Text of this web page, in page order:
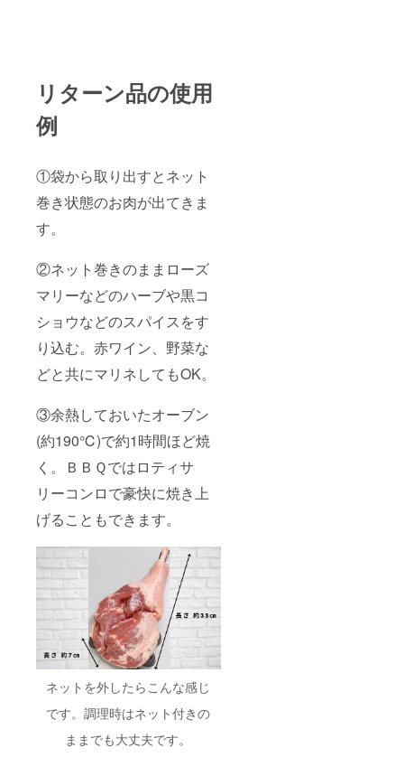
リターン品の使用
例
①袋から取り出すとネット
巻き状態のお肉が出てきま
す。
②ネット巻きのままローズ
マリーなどのハーブや黒コ
ショウなどのスパイスをす
り込む。赤ワイン、野菜な
どと共にマリネしてもOK。
③余熱しておいたオーブン
(約190℃)で約1時間ほど焼
く。ＢＢＱではロティサ
リーコンロで豪快に焼き上
げることもできます。
ネットを外したらこんな感じ
です。調理時はネット付きの
ままでも大丈夫です。